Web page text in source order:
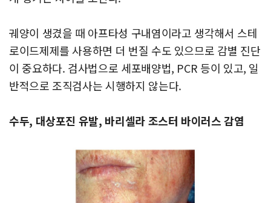
궤양이 생겼을 때 아프타성 구내염이라고 생각해서 스테
로이드제제를 사용하면 더 번질 수도 있으므로 감별 진단
이 중요하다. 검사법으로 세포배양법, PCR 등이 있고, 일
반적으로 조직검사는 시행하지 않는다.
수두, 대상포진 유발, 바리셀라 조스터 바이러스 감염